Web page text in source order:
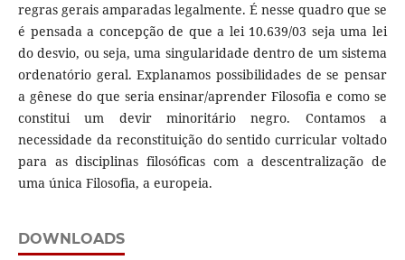
regras gerais amparadas legalmente. É nesse quadro que se
é pensada a concepção de que a lei 10.639/03 seja uma lei
do desvio, ou seja, uma singularidade dentro de um sistema
ordenatório geral. Explanamos possibilidades de se pensar
a gênese do que seria ensinar/aprender Filosofia e como se
constitui um devir minoritário negro. Contamos a
necessidade da reconstituição do sentido curricular voltado
para as disciplinas filosóficas com a descentralização de
uma única Filosofia, a europeia.
DOWNLOADS